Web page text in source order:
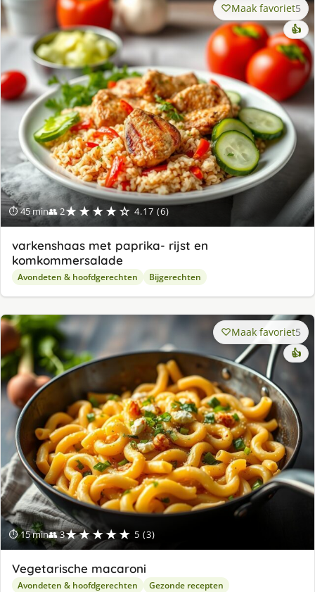
⏱ 45 min👥 2★★★★☆ 4.17 (6)
Maak favoriet5
👍
varkenshaas met paprika- rijst en
komkommersalade
Avondeten & hoofdgerechten Bijgerechten
⏱ 15 min👥 3★★★★★ 5 (3)
Maak favoriet5
👍
Vegetarische macaroni
Avondeten & hoofdgerechten Gezonde recepten